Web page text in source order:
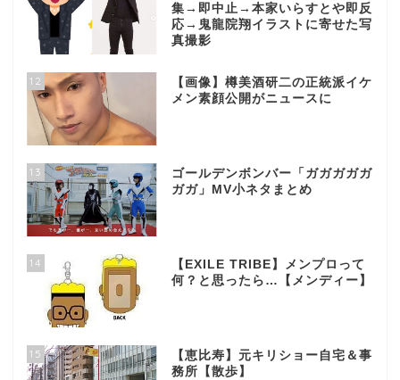
集→即中止→本家いらすとや即反
応→鬼龍院翔イラストに寄せた写
真撮影
12
【画像】樽美酒研二の正統派イケ
メン素顔公開がニュースに
13
ゴールデンボンバー「ガガガガガ
ガガ」MV小ネタまとめ
14
【EXILE TRIBE】メンプロって
何？と思ったら…【メンディー】
15
【恵比寿】元キリショー自宅＆事
務所【散歩】